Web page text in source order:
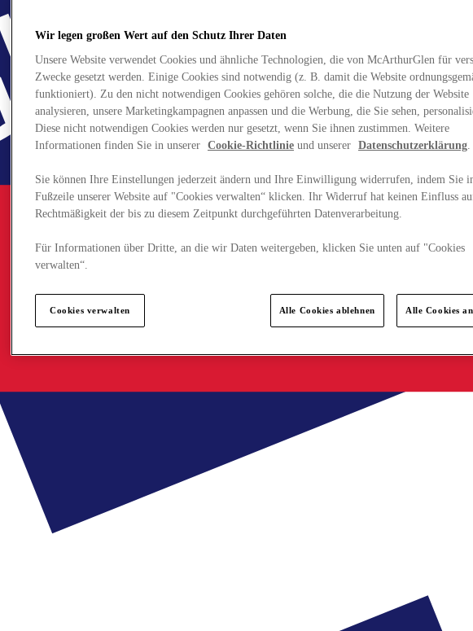
Wir legen großen Wert auf den Schutz Ihrer Daten
Unsere Website verwendet Cookies und ähnliche Technologien, die von McArthurGlen für
Zwecke gesetzt werden. Einige Cookies sind notwendig (z. B. damit die Website
funktioniert). Zu den nicht notwendigen Cookies gehören solche, die die Nutzung der Website
analysieren, unsere Marketingkampagnen anpassen und die Werbung, die Sie sehen,
Diese nicht notwendigen Cookies werden nur gesetzt, wenn Sie ihnen zustimmen. Weitere
Informationen finden Sie in unserer Cookie-Richtlinie und unserer Datenschutzerklärung.
Sie können Ihre Einstellungen jederzeit ändern und Ihre Einwilligung widerrufen, indem Sie
Fußzeile unserer Website auf "Cookies verwalten“ klicken. Ihr Widerruf hat keinen Einfluss
Rechtmäßigkeit der bis zu diesem Zeitpunkt durchgeführten Datenverarbeitung.
Für Informationen über Dritte, an die wir Daten weitergeben, klicken Sie unten auf "Cookies
verwalten“.
Cookies verwalten Alle Cookies ablehnen Alle Cookies